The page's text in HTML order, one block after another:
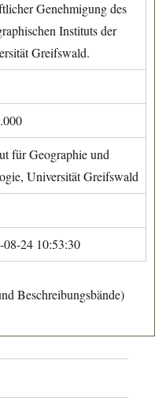
Genehmigung des
Instituts der
Greifswald.
für Geographie und
Universität Greifswald
08-24 10:53:30
Beschreibungsbände)